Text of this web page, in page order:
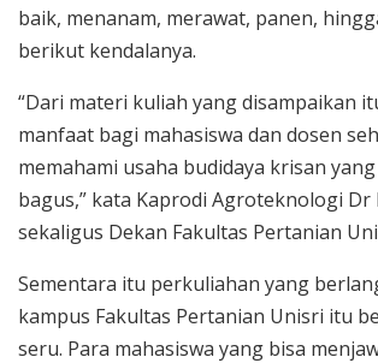
baik, menanam, merawat, panen,
berikut kendalanya.
“Dari materi kuliah yang disampaikan
manfaat bagi mahasiswa dan dosen
memahami usaha budidaya krisan
bagus,” kata Kaprodi Agroteknologi Dr
sekaligus Dekan Fakultas Pertanian
Sementara itu perkuliahan yang
kampus Fakultas Pertanian Unisri itu
seru. Para mahasiswa yang bisa